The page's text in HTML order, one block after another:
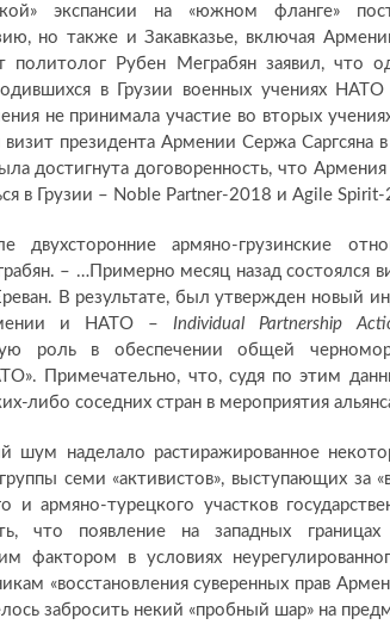
экспансии на «южном фланге»
но также и Закавказье, включая
политолог Рубен Меграбян заявил, что
в Грузии военных учениях
не принимала участие во вторых
визит президента Армении Сержа
достигнута договоренность, что
в Грузии – Noble Partner-2018 и Agile Spirit-
двухсторонние армяно-грузинские
– …Примерно месяц назад состоялся
В результате, был утвержден новый
и НАТО – Individual Partnership
роль в обеспечении общей
Примечательно, что, судя по этим
либо соседних стран в мероприятия
шум наделало растиражированное
семи «активистов», выступающих за
и армяно-турецкого участков
что появление на западных
фактором в условиях
«восстановления суверенных прав
забросить некий «пробный шар» на